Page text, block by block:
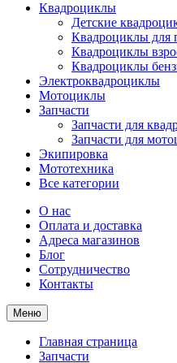
Квадроциклы
Детские
Квадроциклы для
Квадроциклы
Квадроциклы
Электроквадроциклы
Мотоциклы
Запчасти
Запчасти для
Запчасти для
Экипировка
Мототехника
Все категории
О нас
Оплата и доставка
Адреса магазинов
Блог
Сотрудничество
Контакты
Меню
Главная страница
Запчасти